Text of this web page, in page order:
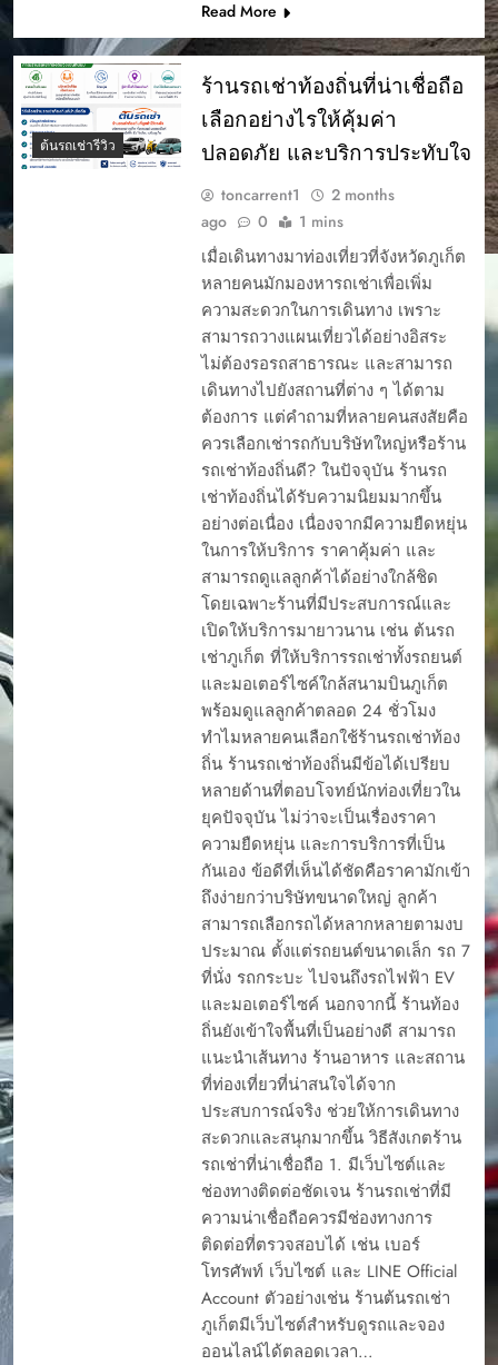
Read More
ต้นรถเช่ารีวิว
ร้านรถเช่าท้องถิ่นที่น่าเชื่อถือ
เลือกอย่างไรให้คุ้มค่า
ปลอดภัย และบริการประทับใจ
toncarrent1
2 months
ago
0 1 mins
เมื่อเดินทางมาท่องเที่ยวที่จังหวัดภูเก็ต
หลายคนมักมองหารถเช่าเพื่อเพิ่ม
ความสะดวกในการเดินทาง เพราะ
สามารถวางแผนเที่ยวได้อย่างอิสระ
ไม่ต้องรอรถสาธารณะ และสามารถ
เดินทางไปยังสถานที่ต่าง ๆ ได้ตาม
ต้องการ แต่คำถามที่หลายคนสงสัยคือ
ควรเลือกเช่ารถกับบริษัทใหญ่หรือร้าน
รถเช่าท้องถิ่นดี? ในปัจจุบัน ร้านรถ
เช่าท้องถิ่นได้รับความนิยมมากขึ้น
อย่างต่อเนื่อง เนื่องจากมีความยืดหยุ่น
ในการให้บริการ ราคาคุ้มค่า และ
สามารถดูแลลูกค้าได้อย่างใกล้ชิด
โดยเฉพาะร้านที่มีประสบการณ์และ
เปิดให้บริการมายาวนาน เช่น ต้นรถ
เช่าภูเก็ต ที่ให้บริการรถเช่าทั้งรถยนต์
และมอเตอร์ไซค์ใกล้สนามบินภูเก็ต
พร้อมดูแลลูกค้าตลอด 24 ชั่วโมง
ทำไมหลายคนเลือกใช้ร้านรถเช่าท้อง
ถิ่น ร้านรถเช่าท้องถิ่นมีข้อได้เปรียบ
หลายด้านที่ตอบโจทย์นักท่องเที่ยวใน
ยุคปัจจุบัน ไม่ว่าจะเป็นเรื่องราคา
ความยืดหยุ่น และการบริการที่เป็น
กันเอง ข้อดีที่เห็นได้ชัดคือราคามักเข้า
ถึงง่ายกว่าบริษัทขนาดใหญ่ ลูกค้า
สามารถเลือกรถได้หลากหลายตามงบ
ประมาณ ตั้งแต่รถยนต์ขนาดเล็ก รถ 7
ที่นั่ง รถกระบะ ไปจนถึงรถไฟฟ้า EV
และมอเตอร์ไซค์ นอกจากนี้ ร้านท้อง
ถิ่นยังเข้าใจพื้นที่เป็นอย่างดี สามารถ
แนะนำเส้นทาง ร้านอาหาร และสถาน
ที่ท่องเที่ยวที่น่าสนใจได้จาก
ประสบการณ์จริง ช่วยให้การเดินทาง
สะดวกและสนุกมากขึ้น วิธีสังเกตร้าน
รถเช่าที่น่าเชื่อถือ 1. มีเว็บไซต์และ
ช่องทางติดต่อชัดเจน ร้านรถเช่าที่มี
ความน่าเชื่อถือควรมีช่องทางการ
ติดต่อที่ตรวจสอบได้ เช่น เบอร์
โทรศัพท์ เว็บไซต์ และ LINE Official
Account ตัวอย่างเช่น ร้านต้นรถเช่า
ภูเก็ตมีเว็บไซต์สำหรับดูรถและจอง
ออนไลน์ได้ตลอดเวลา…